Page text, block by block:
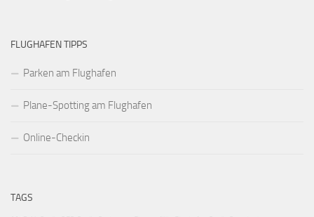
FLUGHAFEN TIPPS
Parken am Flughafen
Plane-Spotting am Flughafen
Online-Checkin
TAGS